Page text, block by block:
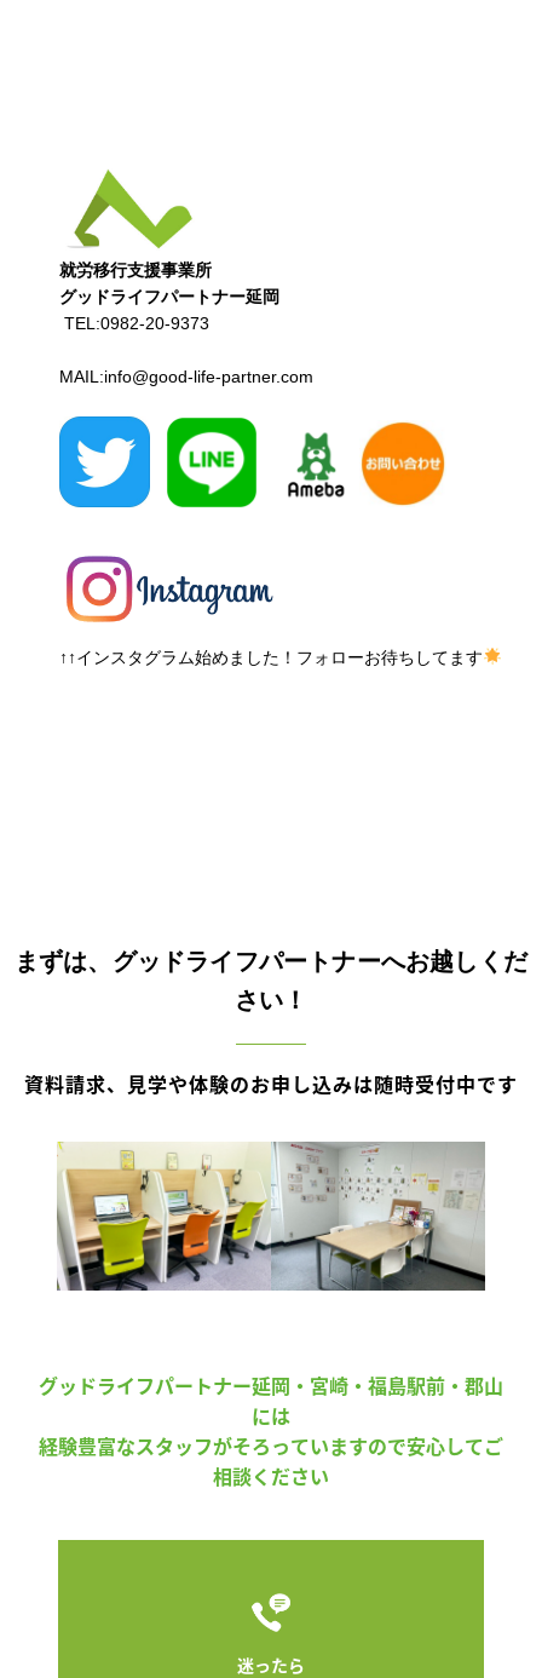
グッドライフパートナー延岡
TEL:0982-20-9373
MAIL:info@good-life-partner.com
↑↑インスタグラム始めました！フォローお待ちしてます
まずは、グッドライフパートナーへお越しくだ
さい！
資料請求、見学や体験のお申し込みは随時受付中です
グッドライフパートナー延岡・宮崎・福島駅前・郡山
には
経験豊富なスタッフがそろっていますので安心してご
相談ください
迷ったら